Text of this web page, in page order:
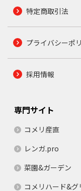
特定商取引法
プライバシーポ
採用情報
専門サイト
コメリ産直
レンガ.pro
菜園&ガーデン
コメリハード&グ